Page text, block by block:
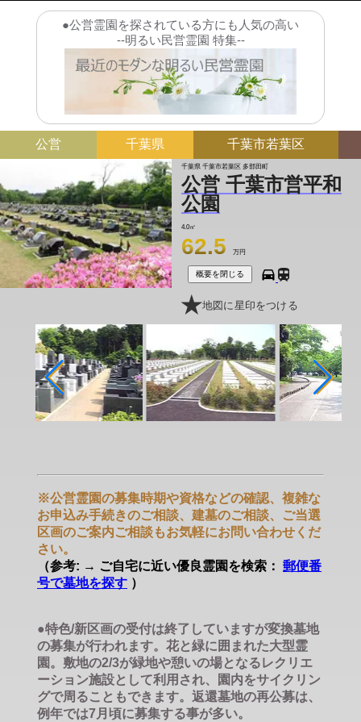
●公営霊園を探されている方にも人気の高い
--明るい民営霊園 特集--
公営 千葉県 千葉市若葉区
千葉県 千葉市若葉区 多部田町
公営 千葉市営平和
公園
4.0㎡
62.5 万円
概要を閉じる
地図に星印をつける
※公営霊園の募集時期や資格などの確認、複雑な
お申込み手続きのご相談、建墓のご相談、ご当選
区画のご案内ご相談もお気軽にお問い合わせくだ
さい。
（参考: → ご自宅に近い優良霊園を検索： 郵便番
号で墓地を探す ）
●特色/新区画の受付は終了していますが変換墓地
の募集が行われます。花と緑に囲まれた大型霊
園。敷地の2/3が緑地や憩いの場となるレクリエ
ーション施設として利用され、園内をサイクリン
グで周ることもできます。返還墓地の再公募は、
例年では7月頃に募集する事が多い。